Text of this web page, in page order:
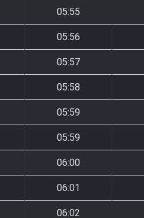
05:55
05:56
05:57
05:58
05:59
05:59
06:00
06:01
06:02